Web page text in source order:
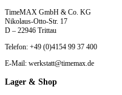
TimeMAX GmbH & Co. KG
Nikolaus-Otto-Str. 17
D – 22946 Trittau
Telefon: +49 (0)4154 99 37 400
E-Mail: werkstatt@timemax.de
Lager & Shop